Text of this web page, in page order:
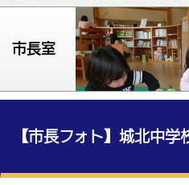
背景
青
拡大 標
公式SNS
X (Twitter)
総合メニュー
市長室
【市長フォト】城北中学